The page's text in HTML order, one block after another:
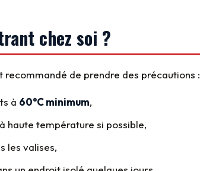
chez soi ?
recommandé de prendre des précautions :
à 60°C minimum,
haute température si possible,
les valises,